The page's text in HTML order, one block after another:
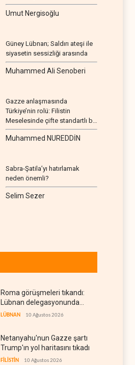
Umut Nergisoğlu
Güney Lübnan; Saldırı ateşi ile
siyasetin sessizliği arasında
Muhammed Ali Senoberi
Gazze anlaşmasında
Türkiye’nin rolü: Filistin
Meselesinde çifte standartlı bir
seyir
Muhammed NUREDDİN
Sabra-Şatila’yı hatırlamak
neden önemli?
Selim Sezer
Roma görüşmeleri tıkandı:
Lübnan delegasyonunda
anlaşmazlık çıktı
LÜBNAN 10 Ağustos 2026
Netanyahu'nun Gazze şartı
Trump'ın yol haritasını tıkadı
FİLİSTİN 10 Ağustos 2026